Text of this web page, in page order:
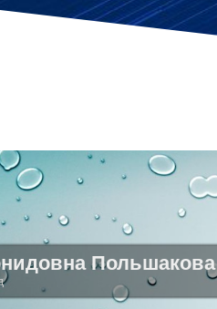
Польшакова